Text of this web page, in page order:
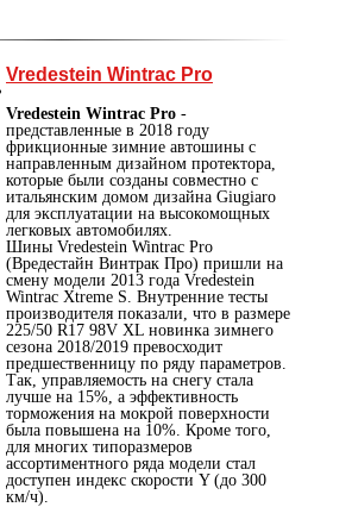
Vredestein Wintrac Pro
Vredestein Wintrac Pro -
представленные в 2018 году
фрикционные зимние автошины с
направленным дизайном протектора,
которые были созданы совместно с
итальянским домом дизайна Giugiaro
для эксплуатации на высокомощных
легковых автомобилях.
Шины Vredestein Wintrac Pro
(Вредестайн Винтрак Про) пришли на
смену модели 2013 года Vredestein
Wintrac Xtreme S. Внутренние тесты
производителя показали, что в размере
225/50 R17 98V XL новинка зимнего
сезона 2018/2019 превосходит
предшественницу по ряду параметров.
Так, управляемость на снегу стала
лучше на 15%, а эффективность
торможения на мокрой поверхности
была повышена на 10%. Кроме того,
для многих типоразмеров
ассортиментного ряда модели стал
доступен индекс скорости Y (до 300
км/ч).